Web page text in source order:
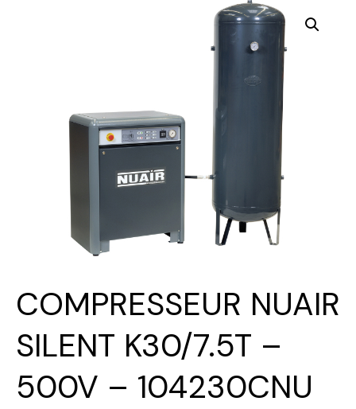
COMPRESSEUR NUAIR
SILENT K30/7.5T –
500V – 104230CNU